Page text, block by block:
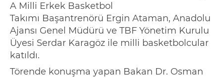
A Milli Erkek Basketbol
Takımı Başantrenörü Ergin Ataman, Anadolu
Ajansı Genel Müdürü ve TBF Yönetim Kurulu
Üyesi Serdar Karagöz ile milli basketbolcular
katıldı.
Törende konuşma yapan Bakan Dr. Osman